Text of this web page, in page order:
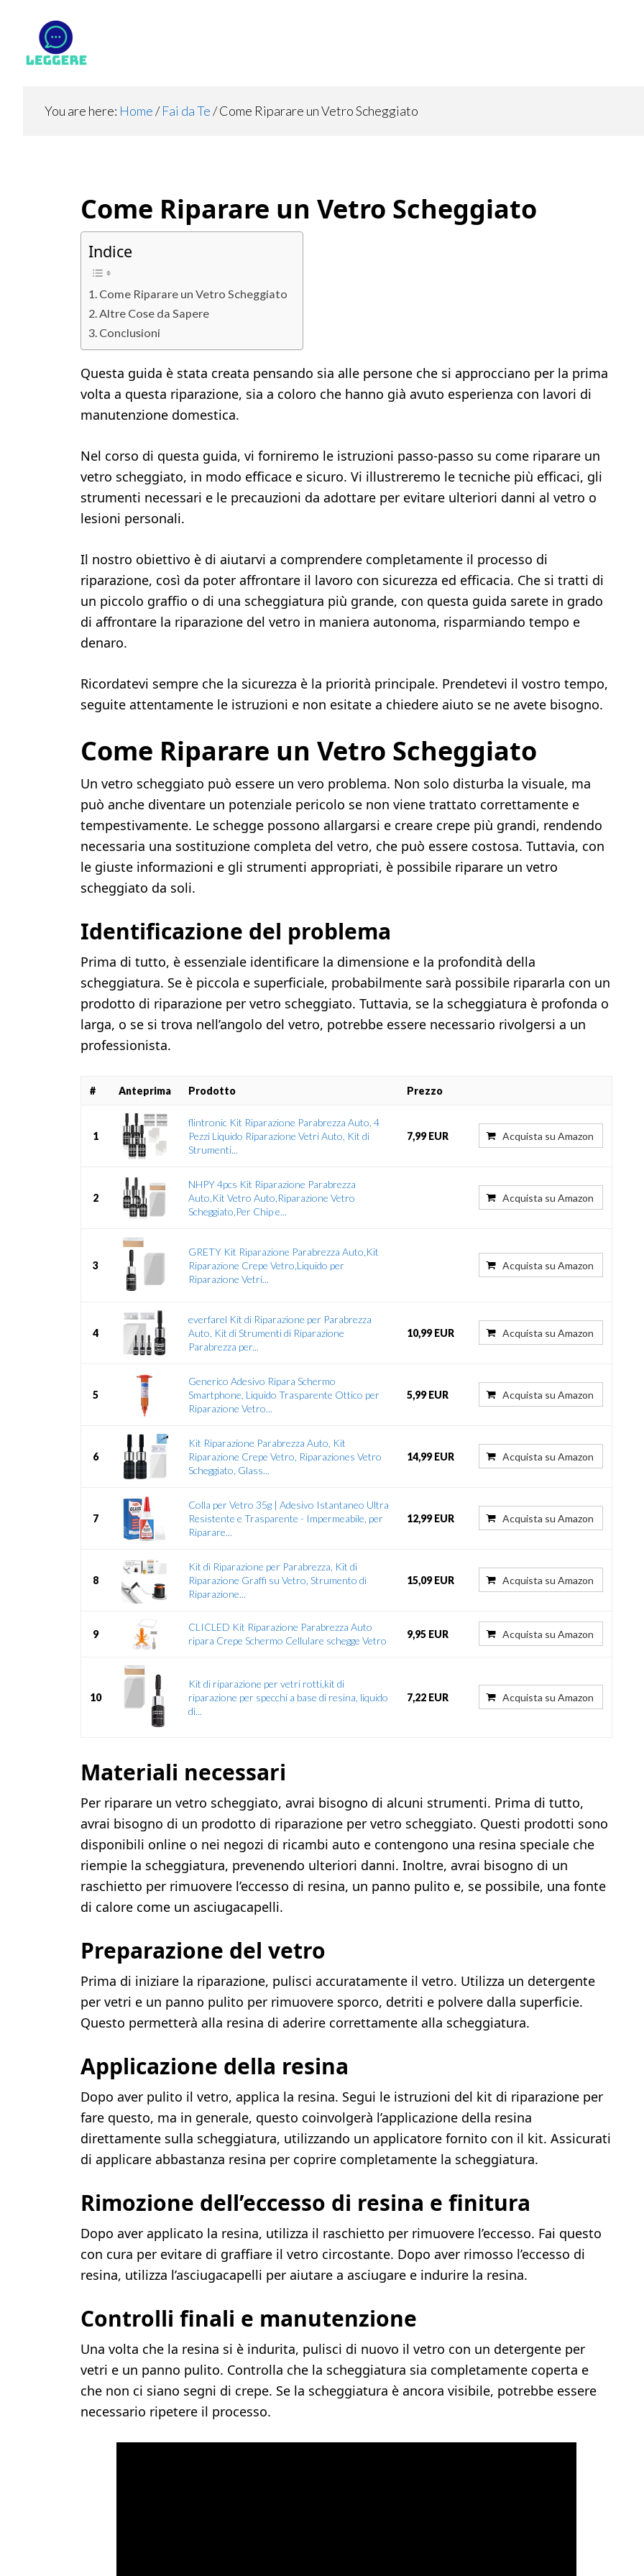
primary
footer
You are here: Home/ Fai da Te/Come Riparare un Vetro Scheggiato
Come Riparare un Vetro Scheggiato
Indice
Come Riparare un Vetro Scheggiato
Altre Cose da Sapere
Conclusioni
Questa guida è stata creata pensando sia alle persone che si approcciano per la prima
volta a questa riparazione, sia a coloro che hanno già avuto esperienza con lavori di
manutenzione domestica.
Nel corso di questa guida, vi forniremo le istruzioni passo-passo su come riparare un
vetro scheggiato, in modo efficace e sicuro. Vi illustreremo le tecniche più efficaci, gli
strumenti necessari e le precauzioni da adottare per evitare ulteriori danni al vetro o
lesioni personali.
Il nostro obiettivo è di aiutarvi a comprendere completamente il processo di
riparazione, così da poter affrontare il lavoro con sicurezza ed efficacia. Che si tratti di
un piccolo graffio o di una scheggiatura più grande, con questa guida sarete in grado
di affrontare la riparazione del vetro in maniera autonoma, risparmiando tempo e
denaro.
Ricordatevi sempre che la sicurezza è la priorità principale. Prendetevi il vostro tempo,
seguite attentamente le istruzioni e non esitate a chiedere aiuto se ne avete bisogno.
Come Riparare un Vetro Scheggiato
Un vetro scheggiato può essere un vero problema. Non solo disturba la visuale, ma
può anche diventare un potenziale pericolo se non viene trattato correttamente e
tempestivamente. Le schegge possono allargarsi e creare crepe più grandi, rendendo
necessaria una sostituzione completa del vetro, che può essere costosa. Tuttavia, con
le giuste informazioni e gli strumenti appropriati, è possibile riparare un vetro
scheggiato da soli.
Identificazione del problema
Prima di tutto, è essenziale identificare la dimensione e la profondità della
scheggiatura. Se è piccola e superficiale, probabilmente sarà possibile ripararla con un
prodotto di riparazione per vetro scheggiato. Tuttavia, se la scheggiatura è profonda o
larga, o se si trova nell’angolo del vetro, potrebbe essere necessario rivolgersi a un
professionista.
# Anteprima Prodotto Prezzo
1
flintronic Kit Riparazione Parabrezza Auto, 4
Pezzi Liquido Riparazione Vetri Auto, Kit di
Strumenti...
7,99 EUR Acquista su Amazon
2
NHPY 4pcs Kit Riparazione Parabrezza
Auto,Kit Vetro Auto,Riparazione Vetro
Scheggiato,Per Chip e...
Acquista su Amazon
3
GRETY Kit Riparazione Parabrezza Auto,Kit
Riparazione Crepe Vetro,Liquido per
Riparazione Vetri...
Acquista su Amazon
4
everfarel Kit di Riparazione per Parabrezza
Auto, Kit di Strumenti di Riparazione
Parabrezza per...
10,99 EUR Acquista su Amazon
5
Generico Adesivo Ripara Schermo
Smartphone, Liquido Trasparente Ottico per
Riparazione Vetro...
5,99 EUR Acquista su Amazon
6
Kit Riparazione Parabrezza Auto, Kit
Riparazione Crepe Vetro, Riparaziones Vetro
Scheggiato, Glass...
14,99 EUR Acquista su Amazon
7
Colla per Vetro 35g | Adesivo Istantaneo Ultra
Resistente e Trasparente - Impermeabile, per
Riparare...
12,99 EUR Acquista su Amazon
8
Kit di Riparazione per Parabrezza, Kit di
Riparazione Graffi su Vetro, Strumento di
Riparazione...
15,09 EUR Acquista su Amazon
9
CLICLED Kit Riparazione Parabrezza Auto
ripara Crepe Schermo Cellulare schegge Vetro
9,95 EUR Acquista su Amazon
10
Kit di riparazione per vetri rotti,kit di
riparazione per specchi a base di resina, liquido
di...
7,22 EUR Acquista su Amazon
Materiali necessari
Per riparare un vetro scheggiato, avrai bisogno di alcuni strumenti. Prima di tutto,
avrai bisogno di un prodotto di riparazione per vetro scheggiato. Questi prodotti sono
disponibili online o nei negozi di ricambi auto e contengono una resina speciale che
riempie la scheggiatura, prevenendo ulteriori danni. Inoltre, avrai bisogno di un
raschietto per rimuovere l’eccesso di resina, un panno pulito e, se possibile, una fonte
di calore come un asciugacapelli.
Preparazione del vetro
Prima di iniziare la riparazione, pulisci accuratamente il vetro. Utilizza un detergente
per vetri e un panno pulito per rimuovere sporco, detriti e polvere dalla superficie.
Questo permetterà alla resina di aderire correttamente alla scheggiatura.
Applicazione della resina
Dopo aver pulito il vetro, applica la resina. Segui le istruzioni del kit di riparazione per
fare questo, ma in generale, questo coinvolgerà l’applicazione della resina
direttamente sulla scheggiatura, utilizzando un applicatore fornito con il kit. Assicurati
di applicare abbastanza resina per coprire completamente la scheggiatura.
Rimozione dell’eccesso di resina e finitura
Dopo aver applicato la resina, utilizza il raschietto per rimuovere l’eccesso. Fai questo
con cura per evitare di graffiare il vetro circostante. Dopo aver rimosso l’eccesso di
resina, utilizza l’asciugacapelli per aiutare a asciugare e indurire la resina.
Controlli finali e manutenzione
Una volta che la resina si è indurita, pulisci di nuovo il vetro con un detergente per
vetri e un panno pulito. Controlla che la scheggiatura sia completamente coperta e
che non ci siano segni di crepe. Se la scheggiatura è ancora visibile, potrebbe essere
necessario ripetere il processo.